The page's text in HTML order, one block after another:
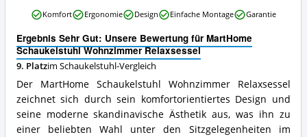
Ergebnis Sehr Gut: Unsere Bewertung für MartHome
Schaukelstuhl Wohnzimmer Relaxsessel
9. Platzim Schaukelstuhl-Vergleich
Der MartHome Schaukelstuhl Wohnzimmer Relaxsessel
zeichnet sich durch sein komfortorientiertes Design und
seine moderne skandinavische Ästhetik aus, was ihn zu
einer beliebten Wahl unter den Sitzgelegenheiten im
MartHome
Schaukelstuhl
Wohnzimmer
Relaxsessel
Vorteile:
Was
spricht
für
diesen
Schaukelstuhl?
Komfort Ergonomie Design Einfache Montage Garantie